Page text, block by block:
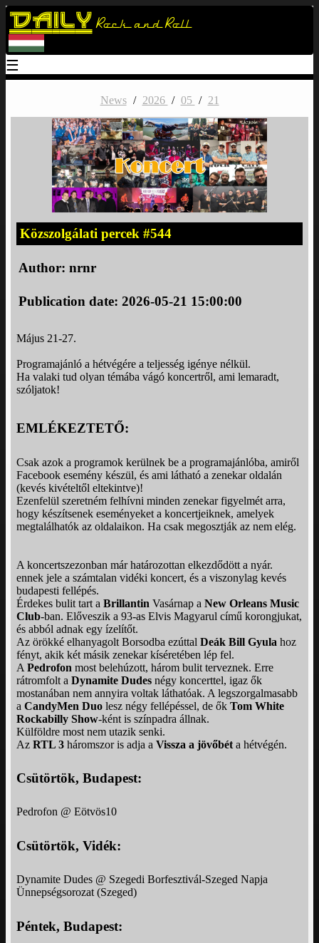
Daily Rock and Roll
☰
News / 2026 / 05 / 21
Közszolgálati percek #544
Author:nrnr
Publication date: 2026-05-21 15:00:00
Május 21-27.
Programajánló a hétvégére a teljesség igénye nélkül.
Ha valaki tud olyan témába vágó koncertről, ami lemaradt,
szóljatok!
EMLÉKEZTETŐ:
Csak azok a programok kerülnek be a programajánlóba, amiről
Facebook esemény készül, és ami látható a zenekar oldalán
(kevés kivételtől eltekintve)!
Ezenfelül szeretném felhívni minden zenekar figyelmét arra,
hogy készítsenek eseményeket a koncertjeiknek, amelyek
megtalálhatók az oldalaikon. Ha csak megosztják az nem elég.
A koncertszezonban már határozottan elkezdődött a nyár.
ennek jele a számtalan vidéki koncert, és a viszonylag kevés
budapesti fellépés.
Érdekes bulit tart aBrillantin Vasárnap aNew Orleans Music
Club-ban. Előveszik a 93-as Elvis Magyarul című korongjukat,
és abból adnak egy ízelítőt.
Az örökké elhanyagolt Borsodba ezúttalDeák Bill Gyula hoz
fényt, akik két másik zenekar kíséretében lép fel.
APedrofon most belehúzott, három bulit terveznek. Erre
rátromfolt aDynamite Dudes négy koncerttel, igaz ők
mostanában nem annyira voltak láthatóak. A legszorgalmasabb
aCandyMen Duo lesz négy fellépéssel, de őkTom White
Rockabilly Show-ként is színpadra állnak.
Külföldre most nem utazik senki.
AzRTL 3 háromszor is adja aVissza a jövőbét a hétvégén.
Csütörtök, Budapest:
Pedrofon @ Eötvös10
Csütörtök, Vidék:
Dynamite Dudes @ Szegedi Borfesztivál-Szeged Napja
Ünnepségsorozat (Szeged)
Péntek, Budapest: